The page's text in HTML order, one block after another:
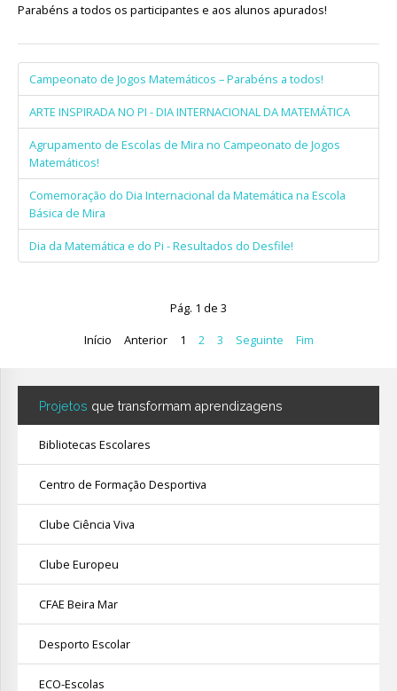
Parabéns a todos os participantes e aos alunos apurados!
Campeonato de Jogos Matemáticos – Parabéns a todos!
ARTE INSPIRADA NO PI - DIA INTERNACIONAL DA MATEMÁTICA
Agrupamento de Escolas de Mira no Campeonato de Jogos
Matemáticos!
Comemoração do Dia Internacional da Matemática na Escola
Básica de Mira
Dia da Matemática e do Pi - Resultados do Desfile!
Pág. 1 de 3
Início
Anterior 1 2 3 Seguinte Fim
Projetos que transformam aprendizagens
Bibliotecas Escolares
Centro de Formação Desportiva
Clube Ciência Viva
Clube Europeu
CFAE Beira Mar
Desporto Escolar
ECO-Escolas